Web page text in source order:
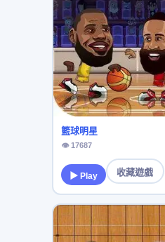
籃球明星
👁 17687
▶ Play 收藏遊戲